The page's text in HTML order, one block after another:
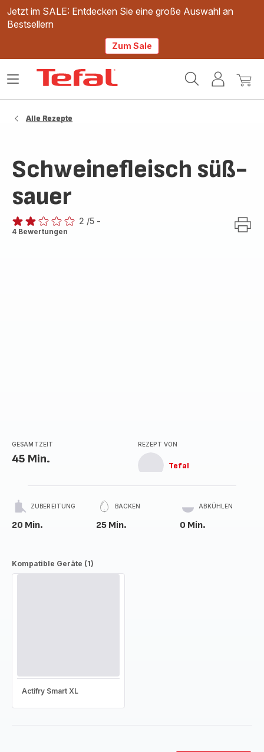
Jetzt im SALE: Entdecken Sie eine große Auswahl an
Bestsellern
Zum Sale
Mein
Mein
Das
Alle Rezepte
Schweinefleisch süß-
sauer
Bewertung
2 /5 -
4 Bewertungen
GESAMTZEIT
45 Min.
REZEPT VON
Tefal
ZUBEREITUNG
20 Min.
BACKEN
25 Min.
ABKÜHLEN
0 Min.
Kompatible Geräte (1)
Actifry Smart XL